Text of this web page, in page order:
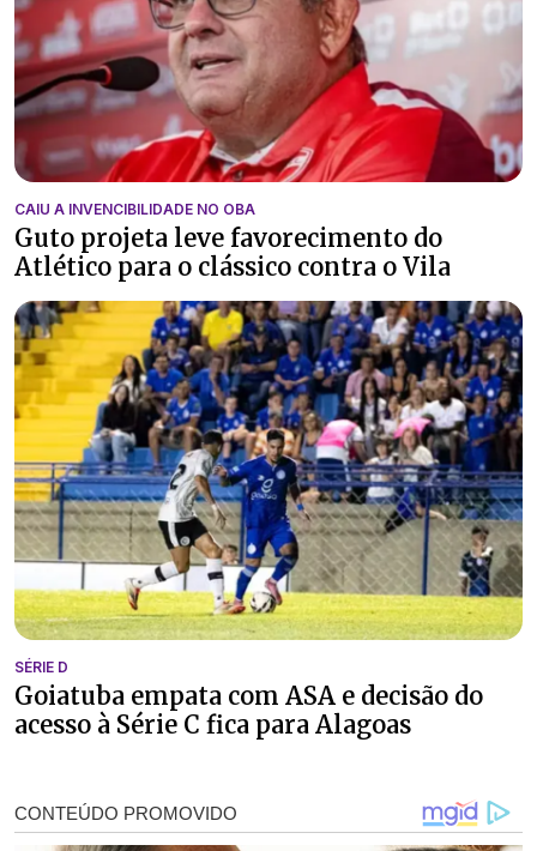
CAIU A INVENCIBILIDADE NO OBA
Guto projeta leve favorecimento do
Atlético para o clássico contra o Vila
SÉRIE D
Goiatuba empata com ASA e decisão do
acesso à Série C fica para Alagoas